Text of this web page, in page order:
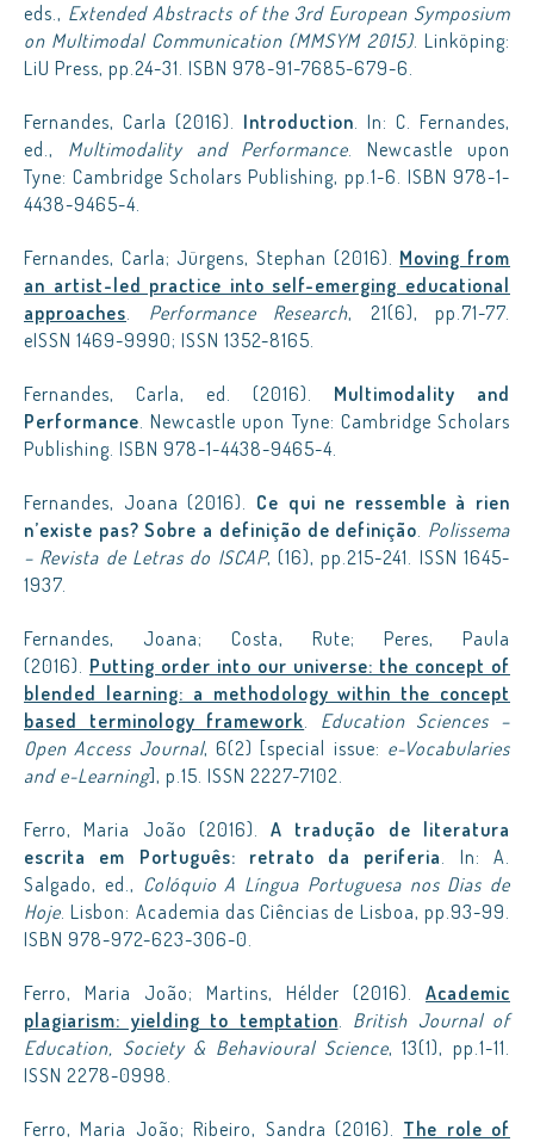
eds., Extended Abstracts of the 3rd European Symposium
on Multimodal Communication (MMSYM 2015). Linköping:
LiU Press, pp.24-31. ISBN 978-91-7685-679-6.
Fernandes, Carla (2016). Introduction. In: C. Fernandes,
ed., Multimodality and Performance. Newcastle upon
Tyne: Cambridge Scholars Publishing, pp.1-6. ISBN 978-1-
4438-9465-4.
Fernandes, Carla; Jürgens, Stephan (2016). Moving from
an artist-led practice into self-emerging educational
approaches. Performance Research, 21(6), pp.71-77.
eISSN 1469-9990; ISSN 1352-8165.
Fernandes, Carla, ed. (2016). Multimodality and
Performance. Newcastle upon Tyne: Cambridge Scholars
Publishing. ISBN 978-1-4438-9465-4.
Fernandes, Joana (2016). Ce qui ne ressemble à rien
n’existe pas? Sobre a definição de definição. Polissema
– Revista de Letras do ISCAP, (16), pp.215-241. ISSN 1645-
1937.
Fernandes, Joana; Costa, Rute; Peres, Paula
(2016). Putting order into our universe: the concept of
blended learning: a methodology within the concept
based terminology framework. Education Sciences –
Open Access Journal, 6(2) [special issue: e-Vocabularies
and e-Learning], p.15. ISSN 2227-7102.
Ferro, Maria João (2016).A tradução de literatura
escrita em Português: retrato da periferia. In: A.
Salgado, ed., Colóquio A Língua Portuguesa nos Dias de
Hoje. Lisbon: Academia das Ciências de Lisboa, pp.93-99.
ISBN 978-972-623-306-0.
Ferro, Maria João; Martins, Hélder (2016). Academic
plagiarism: yielding to temptation. British Journal of
Education, Society & Behavioural Science, 13(1), pp.1-11.
ISSN 2278-0998.
Ferro, Maria João; Ribeiro, Sandra (2016). The role of